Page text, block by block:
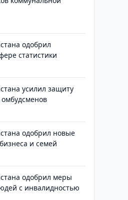
одобрил
статистики
усилил защиту
одобрил новые
и семей
одобрил меры
с инвалидностью